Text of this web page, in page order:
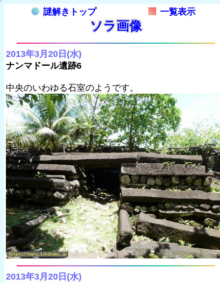
謎解きトップ 一覧表示
ソラ画像
2013年3月20日(水)
ナンマドール遺跡6
中央のいわゆる石室のようです。
2013年3月20日(水)